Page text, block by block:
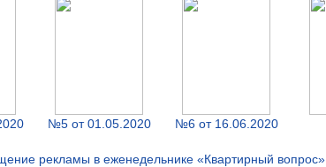
№5 от 01.05.2020 №6 от 16.06.2020
рекламы в еженедельнике «Квартирный вопрос»